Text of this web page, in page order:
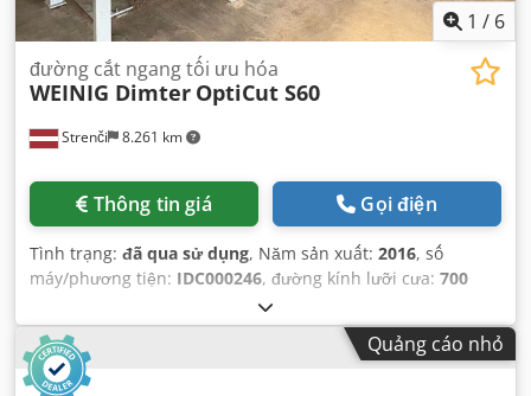
1 / 6
Strenči 8.261 km
đường cắt ngang tối ưu hóa
WEINIG Dimter OptiCut S60
Thông tin giá Gọi điện
Tình trạng: đã qua sử dụng, Năm sản xuất: 2016, số
máy/phương tiện: IDC000246, đường kính lưỡi cưa: 700
225 mm
(18,35 mã lực),
Quảng cáo nhỏ